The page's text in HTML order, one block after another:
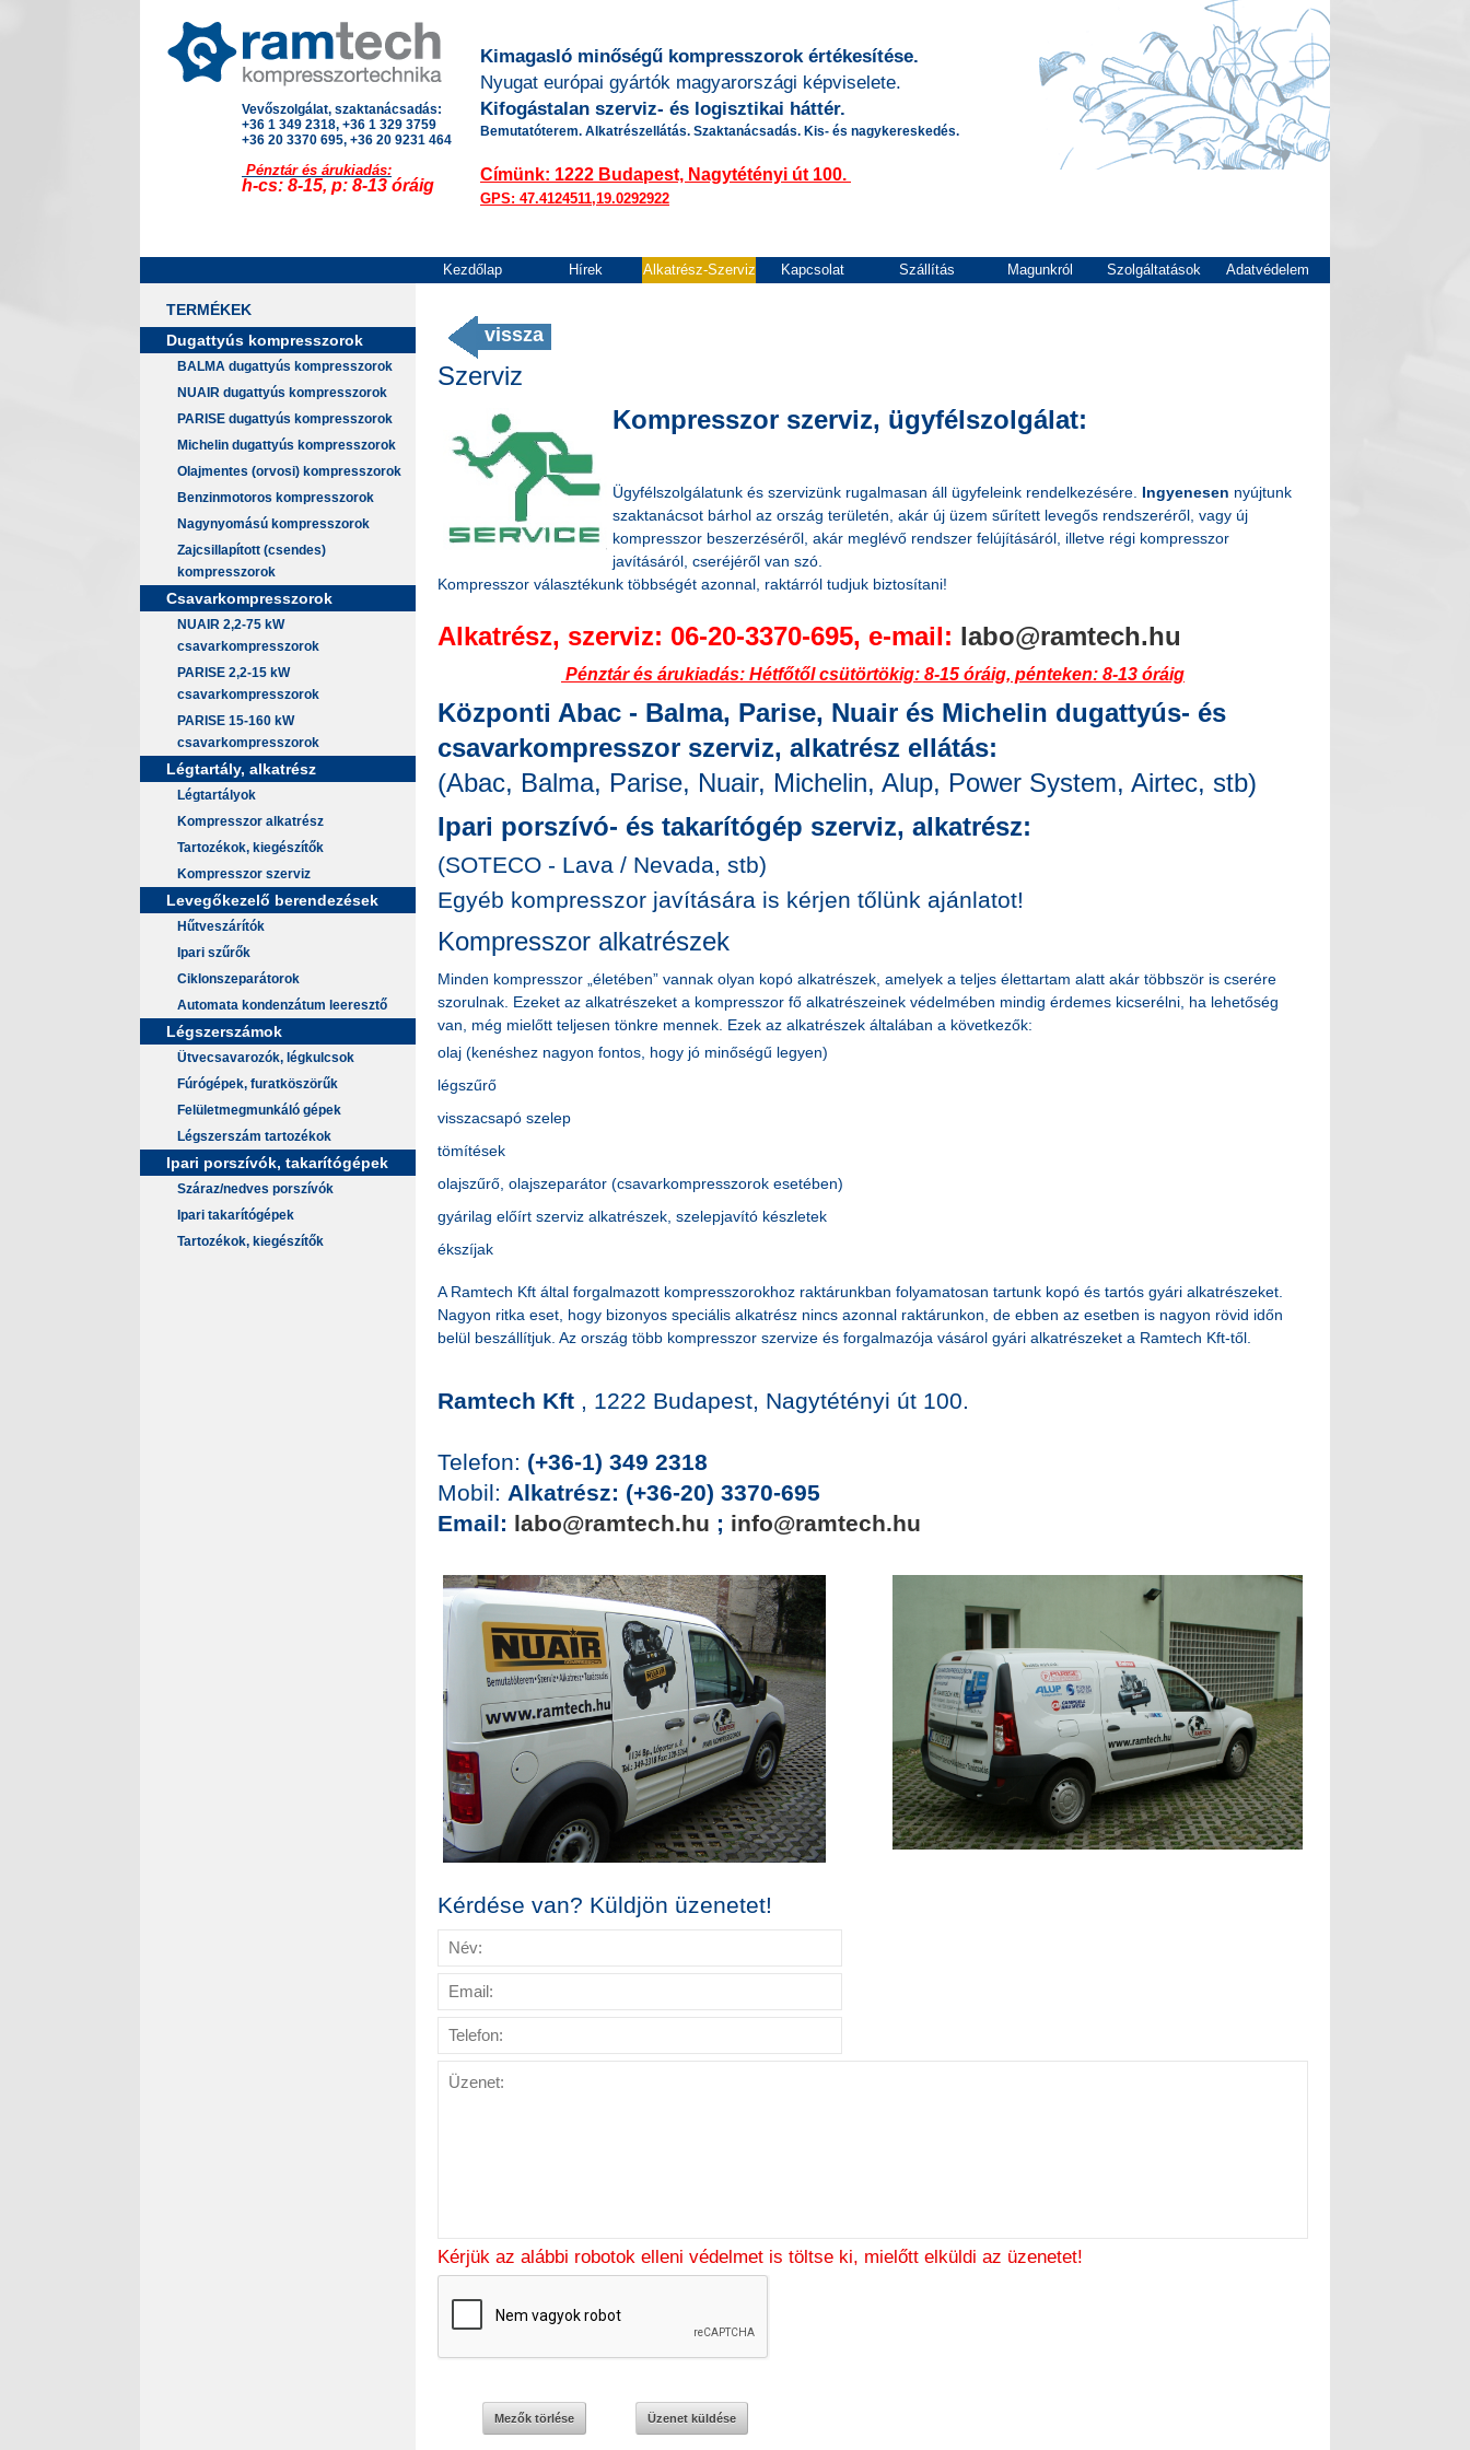
Vevőszolgálat, szaktanácsadás:
+36 1 349 2318, +36 1 329 3759
+36 20 3370 695, +36 20 9231 464
Pénztár és árukiadás:
h-cs: 8-15, p: 8-13 óráig
Kimagasló minőségű kompresszorok értékesítése.
Nyugat európai gyártók magyarországi képviselete.
Kifogástalan szerviz- és logisztikai háttér.
Bemutatóterem. Alkatrészellátás. Szaktanácsadás. Kis- és nagykereskedés.
Címünk: 1222 Budapest, Nagytétényi út 100.
GPS: 47.4124511,19.0292922
Kezdőlap Hírek Alkatrész-Szerviz Kapcsolat Szállítás Magunkról Szolgáltatások Adatvédelem
TERMÉKEK
Dugattyús kompresszorok
BALMA dugattyús kompresszorok
NUAIR dugattyús kompresszorok
PARISE dugattyús kompresszorok
Michelin dugattyús kompresszorok
Olajmentes (orvosi) kompresszorok
Benzinmotoros kompresszorok
Nagynyomású kompresszorok
Zajcsillapított (csendes)
kompresszorok
Csavarkompresszorok
NUAIR 2,2-75 kW
csavarkompresszorok
PARISE 2,2-15 kW
csavarkompresszorok
PARISE 15-160 kW
csavarkompresszorok
Légtartály, alkatrész
Légtartályok
Kompresszor alkatrész
Tartozékok, kiegészítők
Kompresszor szerviz
Levegőkezelő berendezések
Hűtveszárítók
Ipari szűrők
Ciklonszeparátorok
Automata kondenzátum leeresztő
Légszerszámok
Ütvecsavarozók, légkulcsok
Fúrógépek, furatköszörűk
Felületmegmunkáló gépek
Légszerszám tartozékok
Ipari porszívók, takarítógépek
Száraz/nedves porszívók
Ipari takarítógépek
Tartozékok, kiegészítők
vissza
Szerviz
Kompresszor szerviz, ügyfélszolgálat:
Ügyfélszolgálatunk és szervizünk rugalmasan áll ügyfeleink rendelkezésére. Ingyenesen nyújtunk
szaktanácsot bárhol az ország területén, akár új üzem sűrített levegős rendszeréről, vagy új
kompresszor beszerzéséről, akár meglévő rendszer felújításáról, illetve régi kompresszor
javításáról, cseréjéről van szó.
Kompresszor választékunk többségét azonnal, raktárról tudjuk biztosítani!
Alkatrész, szerviz: 06-20-3370-695, e-mail: labo@ramtech.hu
Pénztár és árukiadás: Hétfőtől csütörtökig: 8-15 óráig, pénteken: 8-13 óráig
Központi Abac - Balma, Parise, Nuair és Michelin dugattyús- és
csavarkompresszor szerviz, alkatrész ellátás:
(Abac, Balma, Parise, Nuair, Michelin, Alup, Power System, Airtec, stb)
Ipari porszívó- és takarítógép szerviz, alkatrész:
(SOTECO - Lava / Nevada, stb)
Egyéb kompresszor javítására is kérjen tőlünk ajánlatot!
Kompresszor alkatrészek
Minden kompresszor „életében” vannak olyan kopó alkatrészek, amelyek a teljes élettartam alatt akár többször is cserére
szorulnak. Ezeket az alkatrészeket a kompresszor fő alkatrészeinek védelmében mindig érdemes kicserélni, ha lehetőség
van, még mielőtt teljesen tönkre mennek. Ezek az alkatrészek általában a következők:
olaj (kenéshez nagyon fontos, hogy jó minőségű legyen)
légszűrő
visszacsapó szelep
tömítések
olajszűrő, olajszeparátor (csavarkompresszorok esetében)
gyárilag előírt szerviz alkatrészek, szelepjavító készletek
ékszíjak
A Ramtech Kft által forgalmazott kompresszorokhoz raktárunkban folyamatosan tartunk kopó és tartós gyári alkatrészeket.
Nagyon ritka eset, hogy bizonyos speciális alkatrész nincs azonnal raktárunkon, de ebben az esetben is nagyon rövid időn
belül beszállítjuk. Az ország több kompresszor szervize és forgalmazója vásárol gyári alkatrészeket a Ramtech Kft-től.
Ramtech Kft , 1222 Budapest, Nagytétényi út 100.
Telefon: (+36-1) 349 2318
Mobil: Alkatrész: (+36-20) 3370-695
Email: labo@ramtech.hu ; info@ramtech.hu
Kérdése van? Küldjön üzenetet!
Kérjük az alábbi robotok elleni védelmet is töltse ki, mielőtt elküldi az üzenetet!
Mezők törlése Üzenet küldése